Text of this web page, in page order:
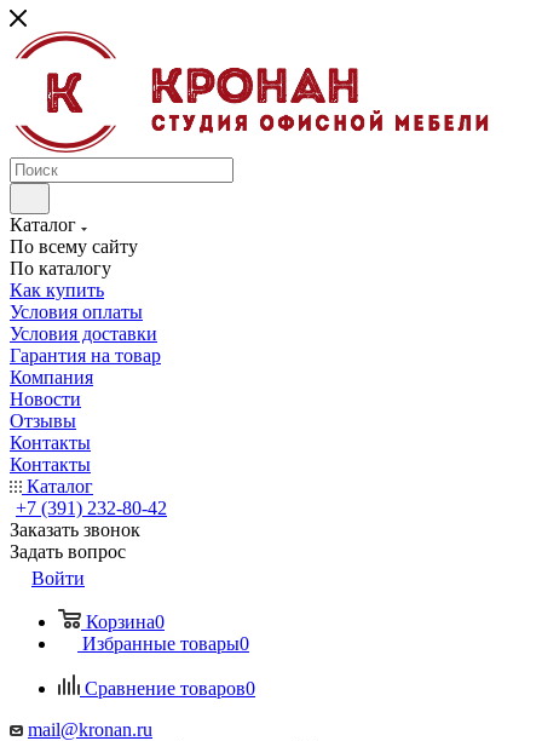
Каталог
По всему сайту
По каталогу
Как купить
Условия оплаты
Условия доставки
Гарантия на товар
Компания
Новости
Отзывы
Контакты
Контакты
Каталог
+7 (391) 232-80-42
Заказать звонок
Задать вопрос
Войти
Корзина0
Избранные товары0
Сравнение товаров0
mail@kronan.ru